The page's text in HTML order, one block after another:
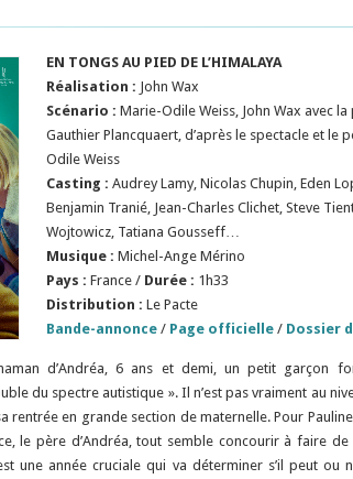
EN TONGS AU PIED DE L’HIMALAYA
Réalisation : John Wax
Scénario:Marie-Odile Weiss, John Wax avec
Gauthier Plancquaert, d’après le spectacle et le
Odile Weiss
Casting :Audrey Lamy, Nicolas Chupin, Eden
Benjamin Tranié, Jean-Charles Clichet, Steve
Wojtowicz, Tatiana Gousseff…
Musique : Michel-Ange Mérino
Pays : France / Durée : 1h33
Distribution : Le Pacte
Bande-annonce / Page officielle / Dossier
d’Andréa, 6 ans et demi, un petit garçon
du spectre autistique ». Il n’est pas vraiment au
rentrée en grande section de maternelle. Pour
le père d’Andréa, tout semble concourir à faire de
une année cruciale qui va déterminer s’il peut ou